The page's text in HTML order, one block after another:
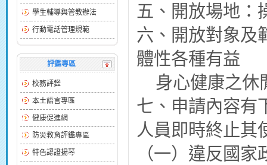
學生輔導與管教辦法
行動電話管理規範
評鑑專區
校務評鑑
本土語言專區
健康促進網
防災教育評鑑專區
特色認證揚琴
五、開放場地：
六、開放對象及
體性各種有益
身心健康之休
七、申請內容有
人員即時終止其
（一）違反國